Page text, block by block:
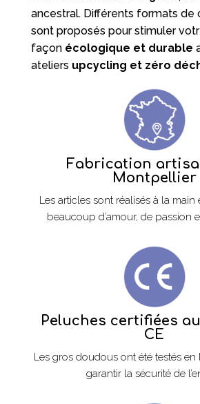
ancestral. Différents formats de
sont proposés pour stimuler
façonécologique et durable
ateliers upcycling et zéro
Fabrication
Montpellier
Les articles sont réalisés à la main
beaucoup d’amour, de passion
Peluches certifiées
CE
Les gros doudous ont été testés
garantir la sécurité de